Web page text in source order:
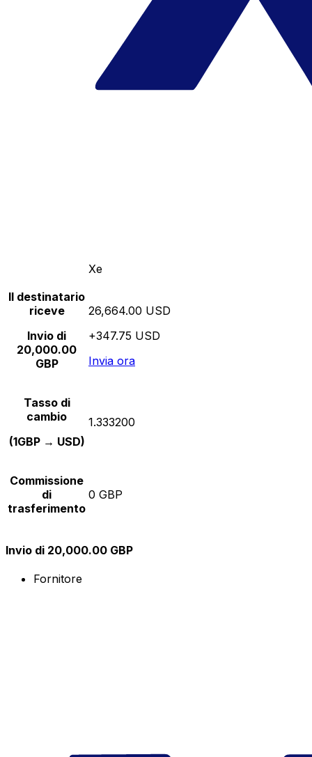
Xe
Il destinatario
riceve
Invio di
20,000.00
GBP
26,664.00 USD
+347.75 USD
Invia ora
Tasso di
cambio
(1GBP → USD)
1.333200
Commissione
di
trasferimento
0 GBP
Invio di 20,000.00 GBP
Fornitore